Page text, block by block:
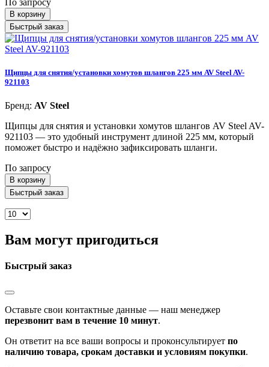
В корзину
Быстрый заказ
Щипцы для снятия/установки хомутов шлангов 225 мм AV Steel AV-
921103
Бренд: AV Steel
Щипцы для снятия и установки хомутов шлангов AV Steel AV-
921103 — это удобный инструмент длиной 225 мм, который
поможет быстро и надёжно зафиксировать шланги.
По запросу
В корзину
Быстрый заказ
Вам могут пригодиться
Быстрый заказ
Оставьте свои контактные данные — наш менеджер
перезвонит вам в течение 10 минут.
Он ответит на все ваши вопросы и проконсультирует по
наличию товара, срокам доставки и условиям покупки.